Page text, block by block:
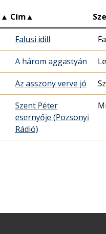
▲ Cím▲
Falusi idill
A három aggastyán
Az asszony verve jó
Szent Péter
esernyője (Pozsonyi
Rádió)